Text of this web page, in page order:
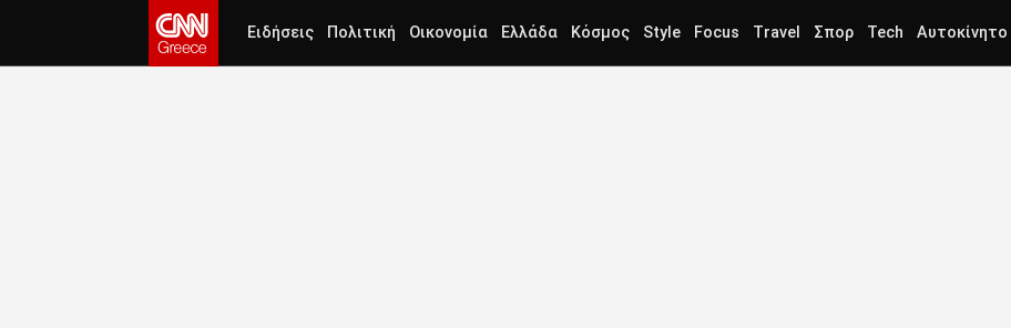
Ειδήσεις Πολιτική Οικονομία Ελλάδα Κόσμος Style Focus Travel Σπορ Tech Αυτοκίνητο